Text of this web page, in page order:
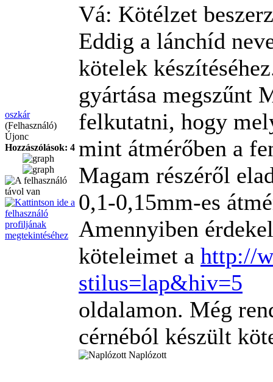
oszkár
(Felhasználó)
Újonc
Hozzászólások: 4
Vá: Kötélzet
Eddig a lánchíd
kötelek
gyártása megszűnt
felkutatni, hogy
mint átmérőben a
Magam részéről
0,1-0,15mm-es
Amennyiben
köteleimet a http://
stilus=lap&hiv=5
oldalamon. Még
cérnéból készült
Naplózott